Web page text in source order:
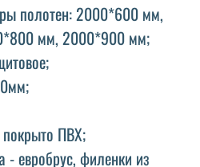
полотен: 2000*600 мм,
мм, 2000*900 мм;
ПВХ;
- евробрус, филенки из